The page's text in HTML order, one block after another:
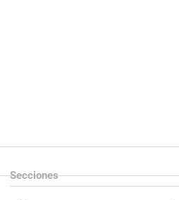
Secciones